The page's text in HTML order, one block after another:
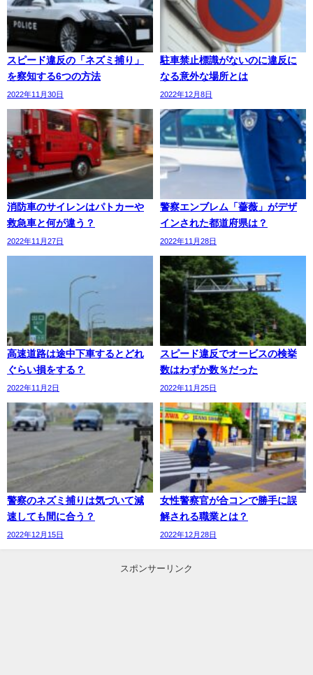
スピード違反の「ネズミ捕り」
を察知する6つの方法
2022年11月30日
駐車禁止標識がないのに違反に
なる意外な場所とは
2022年12月8日
消防車のサイレンはパトカーや
救急車と何が違う？
2022年11月27日
警察エンブレム「薔薇」がデザ
インされた都道府県は？
2022年11月28日
高速道路は途中下車するとどれ
ぐらい損をする？
2022年11月2日
スピード違反でオービスの検挙
数はわずか数％だった
2022年11月25日
警察のネズミ捕りは気づいて減
速しても間に合う？
2022年12月15日
女性警察官が合コンで勝手に誤
解される職業とは？
2022年12月28日
スポンサーリンク